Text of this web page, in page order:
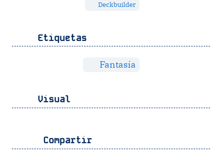
Deckbuilder
Etiquetas
Fantasía
Visual
Compartir